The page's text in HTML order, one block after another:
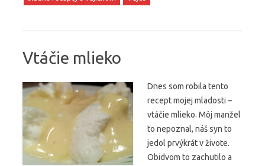
Vtáčie mlieko
Dnes som robila tento
recept mojej mladosti –
vtáčie mlieko. Môj manžel
to nepoznal, náš syn to
jedol prvýkrát v živote.
Obidvom to zachutilo a